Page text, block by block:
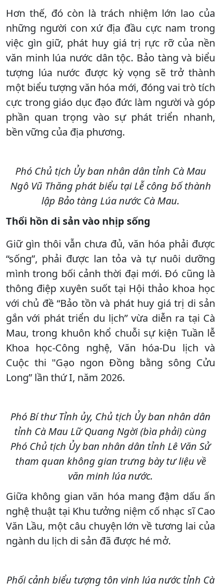
Hơn thế, đó còn là trách nhiệm lớn lao của
những người con xứ địa đầu cực nam trong
việc gìn giữ, phát huy giá trị rực rỡ của nền
văn minh lúa nước dân tộc. Bảo tàng và biểu
tượng lúa nước được kỳ vọng sẽ trở thành
một biểu tượng văn hóa mới, đóng vai trò tích
cực trong giáo dục đạo đức làm người và góp
phần quan trọng vào sự phát triển nhanh,
bền vững của địa phương.
Phó Chủ tịch Ủy ban nhân dân tỉnh Cà Mau
Ngô Vũ Thăng phát biểu tại Lễ công bố thành
lập Bảo tàng Lúa nước Cà Mau.
Thổi hồn di sản vào nhịp sống
Giữ gìn thôi vẫn chưa đủ, văn hóa phải được
“sống”, phải được lan tỏa và tự nuôi dưỡng
mình trong bối cảnh thời đại mới. Đó cũng là
thông điệp xuyên suốt tại Hội thảo khoa học
với chủ đề “Bảo tồn và phát huy giá trị di sản
gắn với phát triển du lịch” vừa diễn ra tại Cà
Mau, trong khuôn khổ chuỗi sự kiện Tuần lễ
Khoa học-Công nghệ, Văn hóa-Du lịch và
Cuộc thi "Gạo ngon Đồng bằng sông Cửu
Long” lần thứ I, năm 2026.
Phó Bí thư Tỉnh ủy, Chủ tịch Ủy ban nhân dân
tỉnh Cà Mau Lữ Quang Ngời (bìa phải) cùng
Phó Chủ tịch Ủy ban nhân dân tỉnh Lê Văn Sử
tham quan không gian trưng bày tư liệu về
văn minh lúa nước.
Giữa không gian văn hóa mang đậm dấu ấn
nghệ thuật tại Khu tưởng niệm cố nhạc sĩ Cao
Văn Lầu, một câu chuyện lớn về tương lai của
ngành du lịch di sản đã được hé mở.
Phối cảnh biểu tượng tôn vinh lúa nước tỉnh Cà